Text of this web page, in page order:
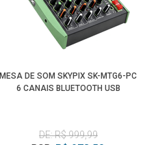
MESA DE SOM SKYPIX SK-MTG6-PC
6 CANAIS BLUETOOTH USB
DE: R$ 999,99